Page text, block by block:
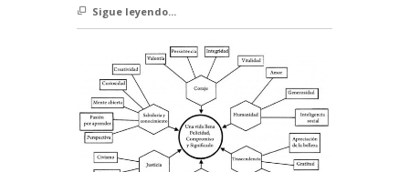
Sigue leyendo...